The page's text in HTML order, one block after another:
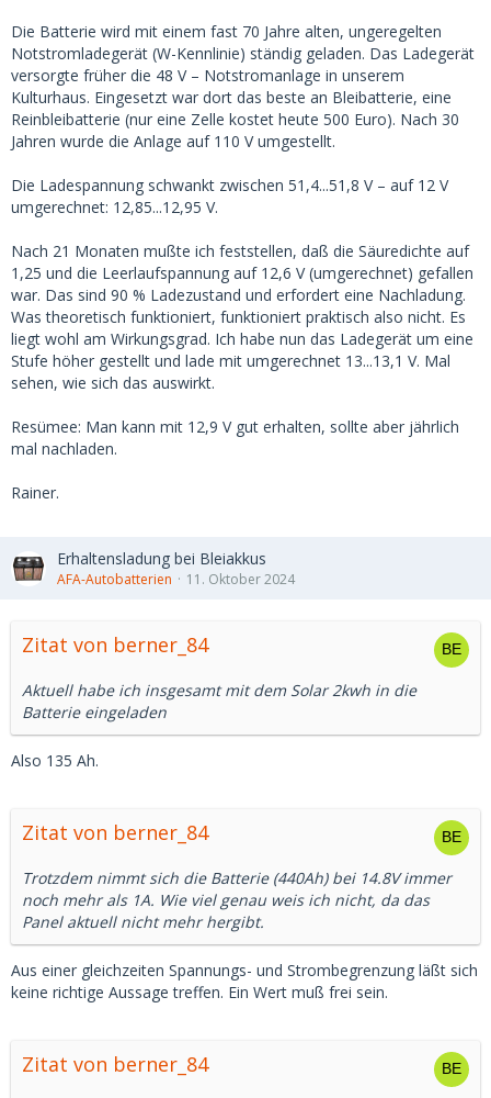
Die Batterie wird mit einem fast 70 Jahre alten, ungeregelten
Notstromladegerät (W-Kennlinie) ständig geladen. Das Ladegerät
versorgte früher die 48 V – Notstromanlage in unserem
Kulturhaus. Eingesetzt war dort das beste an Bleibatterie, eine
Reinbleibatterie (nur eine Zelle kostet heute 500 Euro). Nach 30
Jahren wurde die Anlage auf 110 V umgestellt.
Die Ladespannung schwankt zwischen 51,4...51,8 V – auf 12 V
umgerechnet: 12,85...12,95 V.
Nach 21 Monaten mußte ich feststellen, daß die Säuredichte auf
1,25 und die Leerlaufspannung auf 12,6 V (umgerechnet) gefallen
war. Das sind 90 % Ladezustand und erfordert eine Nachladung.
Was theoretisch funktioniert, funktioniert praktisch also nicht. Es
liegt wohl am Wirkungsgrad. Ich habe nun das Ladegerät um eine
Stufe höher gestellt und lade mit umgerechnet 13...13,1 V. Mal
sehen, wie sich das auswirkt.
Resümee: Man kann mit 12,9 V gut erhalten, sollte aber jährlich
mal nachladen.
Rainer.
Erhaltensladung bei Bleiakkus
AFA-Autobatterien 11. Oktober 2024
Zitat von berner_84
Aktuell habe ich insgesamt mit dem Solar 2kwh in die
Batterie eingeladen
Also 135 Ah.
Zitat von berner_84
Trotzdem nimmt sich die Batterie (440Ah) bei 14.8V immer
noch mehr als 1A. Wie viel genau weis ich nicht, da das
Panel aktuell nicht mehr hergibt.
Aus einer gleichzeiten Spannungs- und Strombegrenzung läßt sich
keine richtige Aussage treffen. Ein Wert muß frei sein.
Zitat von berner_84